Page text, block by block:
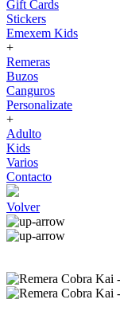
Gift Cards
Stickers
Emexem Kids
+
Remeras
Buzos
Canguros
Personalizate
+
Adulto
Kids
Varios
Contacto
Volver